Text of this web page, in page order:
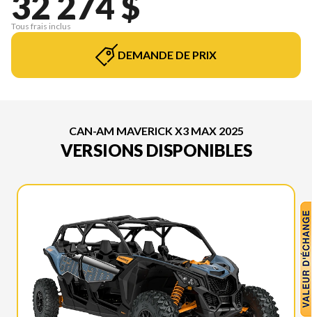
Tous frais inclus
DEMANDE DE PRIX
CAN-AM MAVERICK X3 MAX 2025
VERSIONS DISPONIBLES